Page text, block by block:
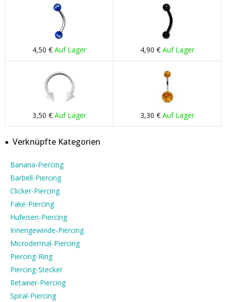
4,50 € Auf Lager 4,90 € Auf Lager
3,50 € Auf Lager 3,30 € Auf Lager
Verknüpfte Kategorien
Banana-Piercing
Barbell-Piercing
Clicker-Piercing
Fake-Piercing
Hufeisen-Piercing
Innengewinde-Piercing
Microdermal-Piercing
Piercing-Ring
Piercing-Stecker
Retainer-Piercing
Spiral-Piercing